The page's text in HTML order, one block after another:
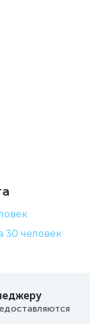
30 человек